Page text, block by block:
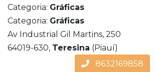
Categoria: Gráficas
Categoria: Gráficas
Av Industrial Gil Martins, 250
64019-630, Teresina (Piauí)
8632169858